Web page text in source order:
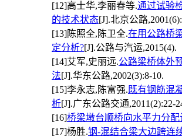
[12]高士华,李丽春等.通过试验
的技术状态[J].北京公路
[13]陈照全,陈卫全.在用公路桥
定分析?[J].公路与汽运,2015(4).
[14]艾军,史丽远.公路梁桥体外
法[J].华东公路,2002(3):8-10.
[15]李永志,陈富强.既有钢筋混
析[J].广东公路交通,2011(2):22-
[16]桥梁墩台顺桥向水平力分配
[17]杨胜.钢-混结合梁大边跨连